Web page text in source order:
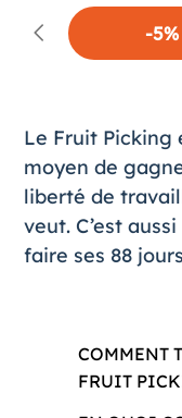
-
Le Fruit Picking
moyen de
liberté de
veut. C’est
faire ses 88
COMMENT
FRUIT